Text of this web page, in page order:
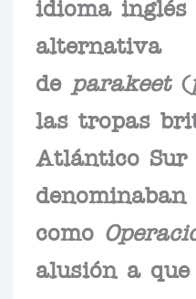
idioma inglés
alternativa
de parakeet(
las tropas
Atlántico Sur
como
alusión a que